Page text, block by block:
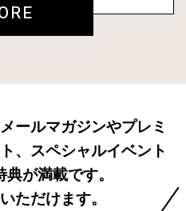
ールマガジンやプレミ
、スペシャルイベント
が満載です。
ただけます。